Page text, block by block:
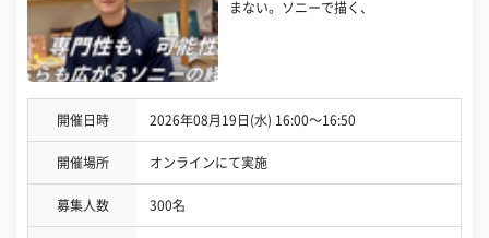
まない。ソニーで描く、
開催日時 2026年08月19日(水) 16:00〜16:50
開催場所 オンラインにて実施
募集人数 300名